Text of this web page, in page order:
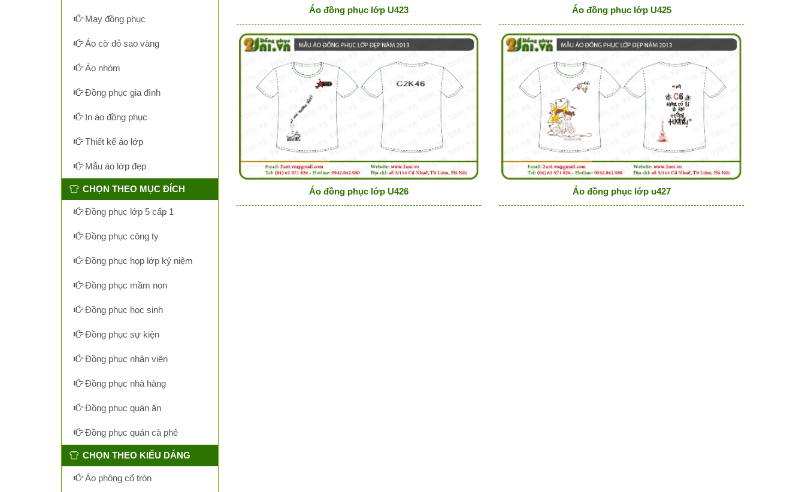
Áo đồng phục lớp U423 Áo đồng phục lớp U425
Áo đồng phục lớp U426 Áo đồng phục lớp u427
May đồng phục
Áo cờ đỏ sao vàng
Áo nhóm
Đồng phục gia đình
In áo đồng phục
Thiết kế áo lớp
Mẫu áo lớp đẹp
CHỌN THEO MỤC ĐÍCH
Đồng phục lớp 5 cấp 1
Đồng phục công ty
Đồng phục họp lớp kỷ niệm
Đồng phục mầm non
Đồng phục học sinh
Đồng phục sự kiện
Đồng phục nhân viên
Đồng phục nhà hàng
Đồng phục quán ăn
Đồng phục quán cà phê
CHỌN THEO KIỂU DÁNG
Áo phông cổ tròn